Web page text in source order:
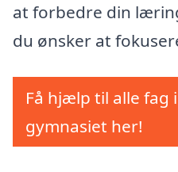
at forbedre din
du ønsker at
Få hjælp til alle fag
gymnasiet her!